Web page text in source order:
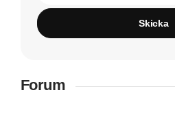
Skicka
Forum